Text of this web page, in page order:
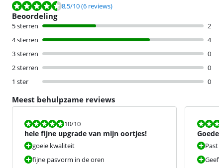
Beoordeling is 8,5 van de 10, gebaseerd op 6 reviews.
8,5/10(6 reviews)
Beoordeling
5 sterren
2
4 sterren
4
3 sterren
0
2 sterren
0
1 ster
0
Meest behulpzame reviews
Beoordeling is 10 van de 10.
10/10
hele fijne upgrade van mijn oortjes!
goeie kwaliteit
fijne pasvorm in de oren
Goede
Past
Geeft